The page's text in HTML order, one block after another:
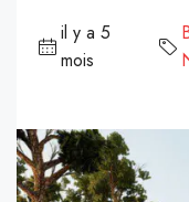
il y a 5
mois